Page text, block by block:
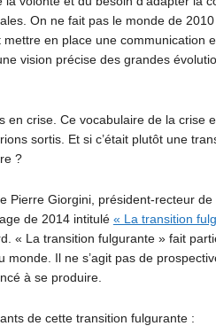
On ne fait pas le monde de
en place une communication
vision précise des grandes
en crise. Ce vocabulaire de la crise
sortis. Et si c’était plutôt une
?
Pierre Giorgini, président-recteur de
de 2014 intitulé « La transition
« La transition fulgurante » fait
Il ne s’agit pas de
à se produire.
de cette transition fulgurante :